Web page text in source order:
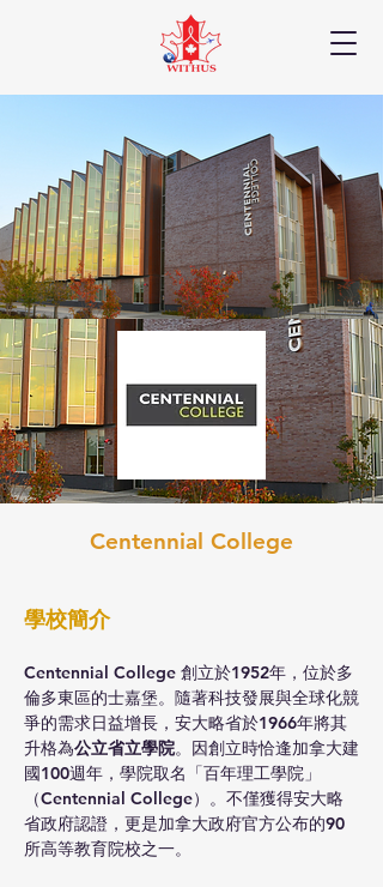
Centennial College
學校簡介
Centennial College 創立於1952年，位於多
倫多東區的士嘉堡。隨著科技發展與全球化競
爭的需求日益增長，安大略省於1966年將其
升格為公立省立學院。因創立時恰逢加拿大建
國100週年，學院取名「百年理工學院」
（Centennial College）。不僅獲得安大略
省政府認證，更是加拿大政府官方公布的90
所高等教育院校之一。